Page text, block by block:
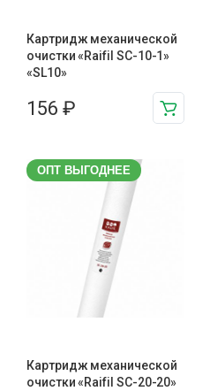
Картридж механической
очистки «Raifil SC-10-1»
«SL10»
156 ₽
ОПТ ВЫГОДНЕЕ
Картридж механической
очистки «Raifil SC-20-20»